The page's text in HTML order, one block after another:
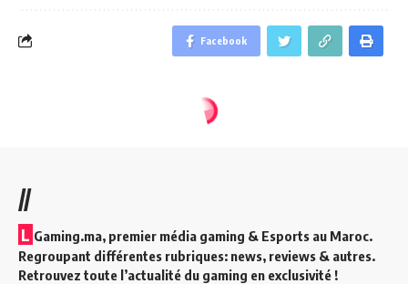
Facebook
//
L Gaming.ma, premier média gaming & Esports au Maroc.
Regroupant différentes rubriques: news, reviews & autres.
Retrouvez toute l’actualité du gaming en exclusivité !